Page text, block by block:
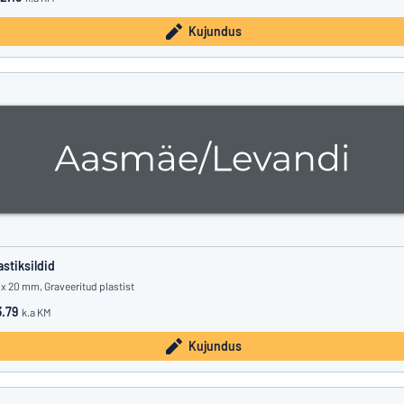
Kujundus
20 mm, Graveeritud plastist
k.a KM
Kujundus